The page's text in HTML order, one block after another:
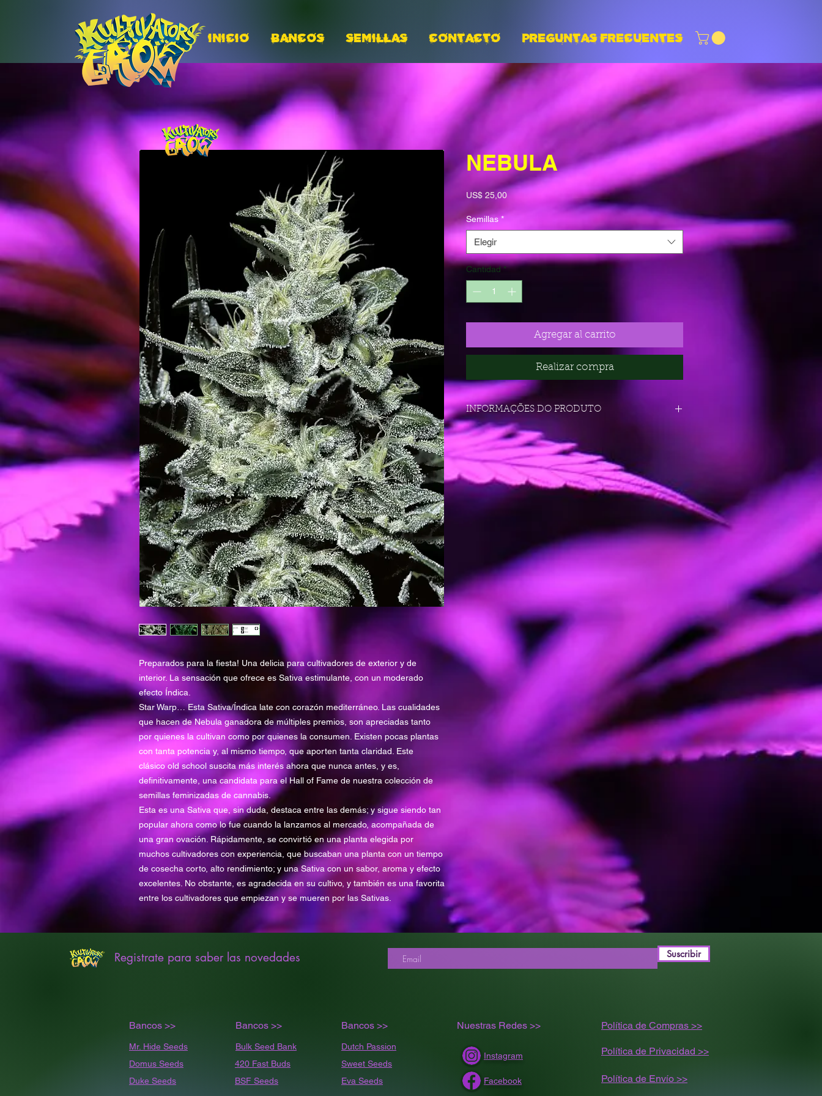
INICIO BANCOS Semillas CONTACTO PREGUNTAS FRECUENTES
Preparados para la fiesta! Una delicia para cultivadores de exterior y de
interior. La sensación que ofrece es Sativa estimulante, con un moderado
efecto Índica.
Star Warp… Esta Sativa/Índica late con corazón mediterráneo. Las cualidades
que hacen de Nebula ganadora de múltiples premios, son apreciadas tanto
por quienes la cultivan como por quienes la consumen. Existen pocas plantas
con tanta potencia y, al mismo tiempo, que aporten tanta claridad. Este
clásico old school suscita más interés ahora que nunca antes, y es,
definitivamente, una candidata para el Hall of Fame de nuestra colección de
semillas feminizadas de cannabis.
Esta es una Sativa que, sin duda, destaca entre las demás; y sigue siendo tan
popular ahora como lo fue cuando la lanzamos al mercado, acompañada de
una gran ovación. Rápidamente, se convirtió en una planta elegida por
muchos cultivadores con experiencia, que buscaban una planta con un tiempo
de cosecha corto, alto rendimiento; y una Sativa con un sabor, aroma y efecto
excelentes. No obstante, es agradecida en su cultivo, y también es una favorita
entre los cultivadores que empiezan y se mueren por las Sativas.
NEBULA
US$ 25,00Precio
Semillas *
Elegir
Cantidad *
Agregar al carrito
Realizar compra
INFORMAÇÕES DO PRODUTO
Semillas 1, 3, 5, 10
THC 18-22%
60% Sativa 40% Indica
Sabroso
Altura al aire libre
Altura interior
Rendimiento interior
Rendimiento al aire libre
(GR/PP)
Efecto / Zumbido Cerebral, Trippy
Principios de octubre
A principios de abril
Registrate para saber las novedades Suscribir
Bancos >> Bancos >> Bancos >> Nuestras Redes >> Política de Compras >>
Mr. Hide Seeds
Domus Seeds
Duke Seeds
Bulk Seed Bank
420 Fast Buds
BSF Seeds
Dutch Passion
Sweet Seeds
Eva Seeds
Instagram
Facebook
Política de Privacidad >>
Política de Envío >>